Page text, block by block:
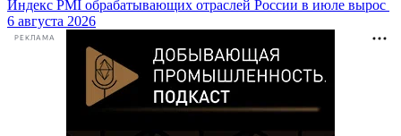
Индекс PMI обрабатывающих отраслей России в июле вырос
6 августа 2026
РЕКЛАМА